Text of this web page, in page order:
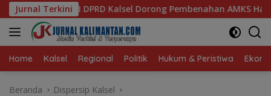
Langsung
ke
konten
Jurnal Terkini
Pembenahan AMKS Hasanuddin Ketua TP PKK
Home Kalsel Regional Politik Hukum & Peristiwa
Beranda Dispersip Kalsel